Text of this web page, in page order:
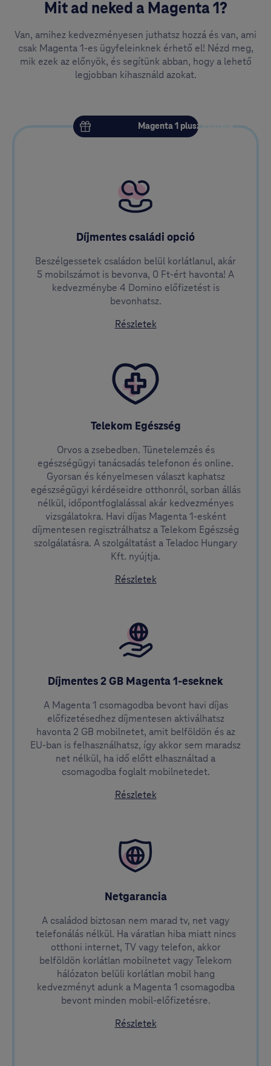
Mit ad neked a Magenta 1?
Van, amihez kedvezményesen juthatsz hozzá és van, ami
csak Magenta 1-es ügyfeleinknek érhető el! Nézd meg,
mik ezek az előnyök, és segítünk abban, hogy a lehető
legjobban kihasználd azokat.
Magenta 1 plusz előnyök
Díjmentes családi opció
Beszélgessetek családon belül korlátlanul, akár
5 mobilszámot is bevonva, 0 Ft-ért havonta! A
kedvezménybe 4 Domino előfizetést is
bevonhatsz.
Részleteka Díjmentes családi
Telekom Egészség
Orvos a zsebedben. Tünetelemzés és
egészségügyi tanácsadás telefonon és online.
Gyorsan és kényelmesen választ kaphatsz
egészségügyi kérdéseidre otthonról, sorban állás
nélkül, időpontfoglalással akár kedvezményes
vizsgálatokra. Havi díjas Magenta 1-esként
díjmentesen regisztrálhatsz a Telekom Egészség
szolgálatásra. A szolgáltatást a Teladoc Hungary
Kft. nyújtja.
Részleteka Telekom Egészségről
Díjmentes 2 GB Magenta 1-eseknek
A Magenta 1 csomagodba bevont havi díjas
előfizetésedhez díjmentesen aktiválhatsz
havonta 2 GB mobilnetet, amit belföldön és az
EU-ban is felhasználhatsz, így akkor sem maradsz
net nélkül, ha idő előtt elhasználtad a
csomagodba foglalt mobilnetedet.
Részleteka Díjmentes 2 GB
Netgarancia
A családod biztosan nem marad tv, net vagy
telefonálás nélkül. Ha váratlan hiba miatt nincs
otthoni internet, TV vagy telefon, akkor
belföldön korlátlan mobilnetet vagy Telekom
hálózaton belüli korlátlan mobil hang
kedvezményt adunk a Magenta 1 csomagodba
bevont minden mobil-előfizetésre.
Részleteka Netgaranciáról